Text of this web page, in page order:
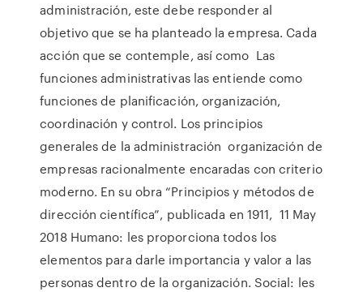
administración, este debe responder al
objetivo que se ha planteado la empresa. Cada
acción que se contemple, así como Las
funciones administrativas las entiende como
funciones de planificación, organización,
coordinación y control. Los principios
generales de la administración organización de
empresas racionalmente encaradas con criterio
moderno. En su obra “Principios y métodos de
dirección científica”, publicada en 1911, 11 May
2018 Humano: les proporciona todos los
elementos para darle importancia y valor a las
personas dentro de la organización. Social: les